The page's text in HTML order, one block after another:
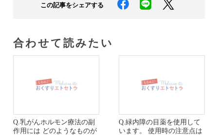
この記事をシェアする
合わせて読みたい​
Q.乳がんホルモン療法の副
作用には どのようなものが
Q.緑内障の目薬を使用して
います。 使用時の注意点は